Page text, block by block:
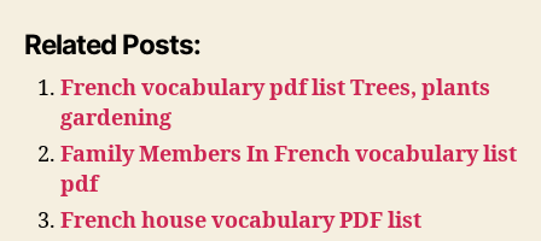
Related Posts:
French vocabulary pdf list Trees, plants
gardening
Family Members In French vocabulary list
pdf
French house vocabulary PDF list